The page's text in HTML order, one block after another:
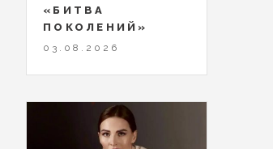
«БИТВА
ПОКОЛЕНИЙ»
03.08.2026